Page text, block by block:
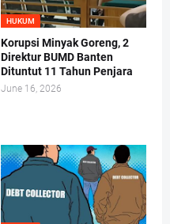
HUKUM
Korupsi Minyak Goreng, 2
Direktur BUMD Banten
Dituntut 11 Tahun Penjara
June 16, 2026